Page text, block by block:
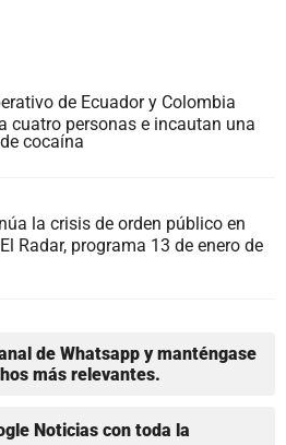
de Ecuador y Colombia
cuatro personas e incautan una
cocaína
la crisis de orden público en
Radar, programa 13 de enero de
de Whatsapp y manténgase
más relevantes.
Noticias con toda la